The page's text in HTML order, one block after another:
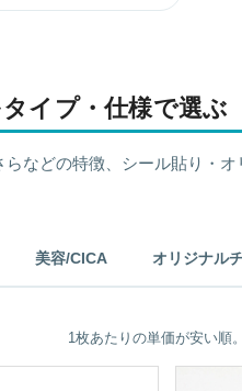
イプ・仕様で選ぶ
などの特徴、シール貼り・
美容/CICA オリジナル
1枚あたりの単価が安い順